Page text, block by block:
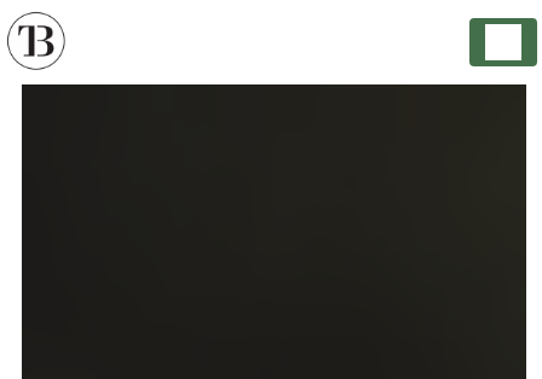
Panneau de gestion des cookies